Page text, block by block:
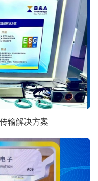
输解决方案